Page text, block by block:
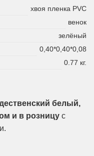
хвоя пленка PVC
венок
зелёный
0,40*0,40*0,08
0.77 кг.
белый,
и в розницу с